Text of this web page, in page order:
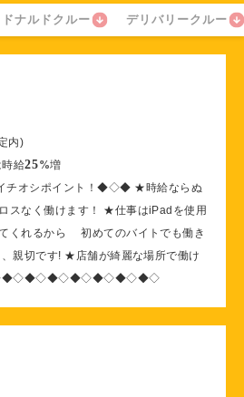
ナルドクルー デリバリークルー
内)
給25%増
オシポイント！◆◇◆ ★時給ならぬ
スなく働けます！ ★仕事はiPadを使用
くれるから 初めてのバイトでも働き
親切です! ★店舗が綺麗な場所で働け